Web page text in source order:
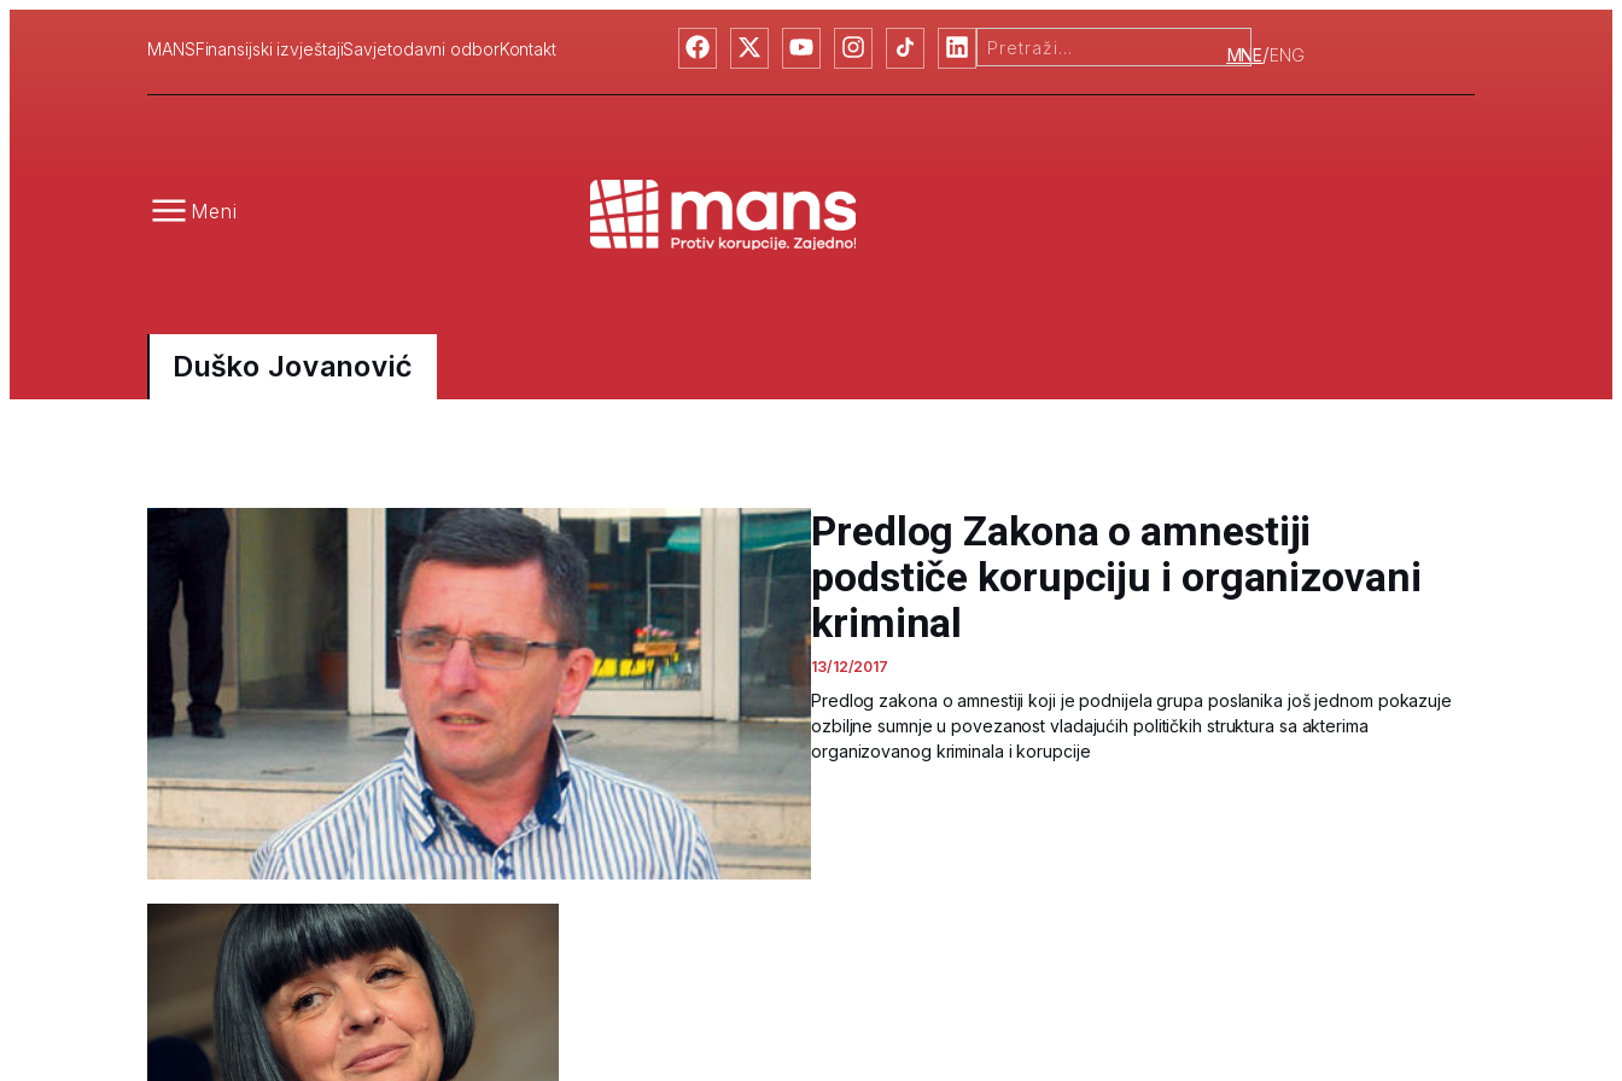
MANSFinansijski izvještajiSavjetodavni odborKontakt MNE/ENG
Meni
Duško Jovanović
Predlog Zakona o amnestiji
podstiče korupciju i organizovani
kriminal
13/12/2017
Predlog zakona o amnestiji koji je podnijela grupa poslanika još jednom pokazuje
ozbiljne sumnje u povezanost vladajućih političkih struktura sa akterima
organizovanog kriminala i korupcije